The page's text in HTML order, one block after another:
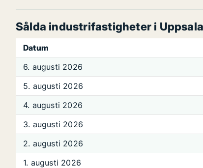
Sålda industrifastigheter i
Datum
6. augusti 2026
5. augusti 2026
4. augusti 2026
3. augusti 2026
2. augusti 2026
1. augusti 2026